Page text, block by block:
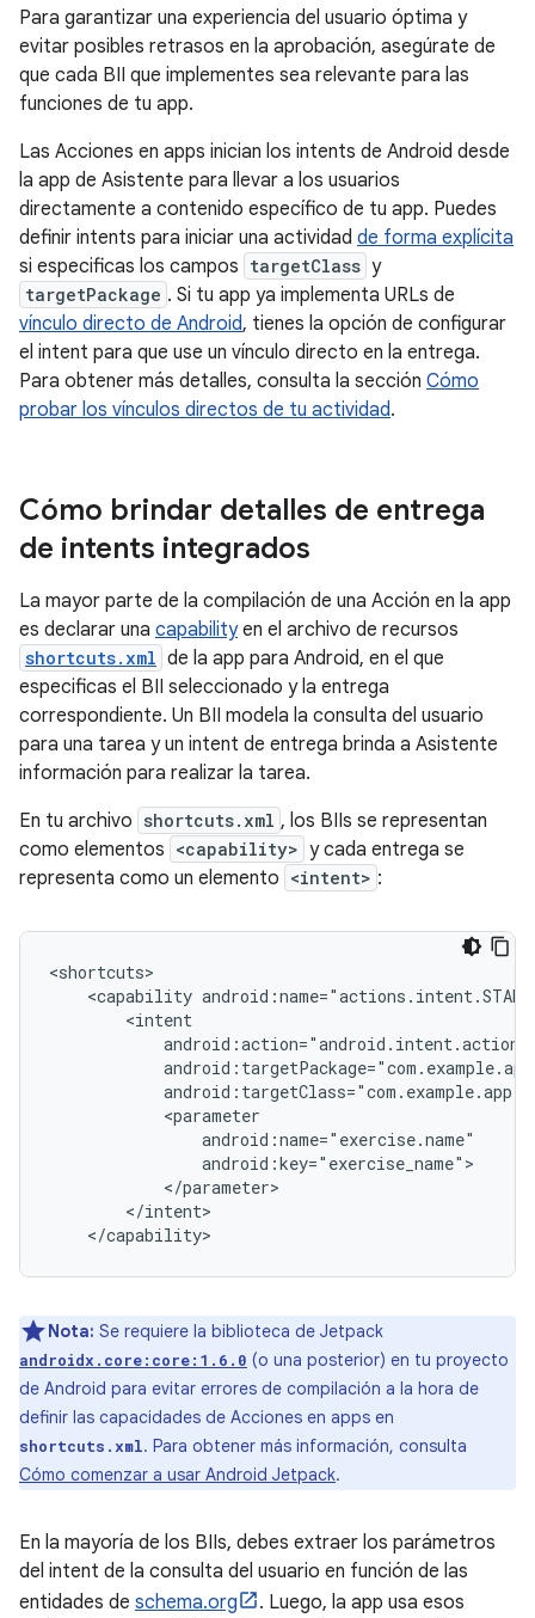
Para garantizar una experiencia del usuario óptima y
evitar posibles retrasos en la aprobación, asegúrate de
que cada BII que implementes sea relevante para las
funciones de tu app.
Las Acciones en apps inician los intents de Android desde
la app de Asistente para llevar a los usuarios
directamente a contenido específico de tu app. Puedes
definir intents para iniciar una actividad de forma explícita
si especificas los campos targetClass y
targetPackage . Si tu app ya implementa URLs de
vínculo directo de Android, tienes la opción de configurar
el intent para que use un vínculo directo en la entrega.
Para obtener más detalles, consulta la sección Cómo
probar los vínculos directos de tu actividad.
Cómo brindar detalles de entrega
de intents integrados
La mayor parte de la compilación de una Acción en la app
es declarar una capabilityen el archivo de recursos
shortcuts.xml de la app para Android, en el que
especificas el BII seleccionado y la entrega
correspondiente. Un BII modela la consulta del usuario
para una tarea y un intent de entrega brinda a Asistente
información para realizar la tarea.
En tu archivo shortcuts.xml , los BIIs se representan
como elementos <capability> y cada entrega se
representa como un elemento <intent> :
<capability
Nota: Se requiere la biblioteca de Jetpack
androidx.core:core:1.6.0 (o una posterior) en tu proyecto
de Android para evitar errores de compilación a la hora de
definir las capacidades de Acciones en apps en
shortcuts.xml. Para obtener más información, consulta
Cómo comenzar a usar Android Jetpack.
En la mayoría de los BIIs, debes extraer los parámetros
del intent de la consulta del usuario en función de las
entidades de schema.org
. Luego, la app usa esos